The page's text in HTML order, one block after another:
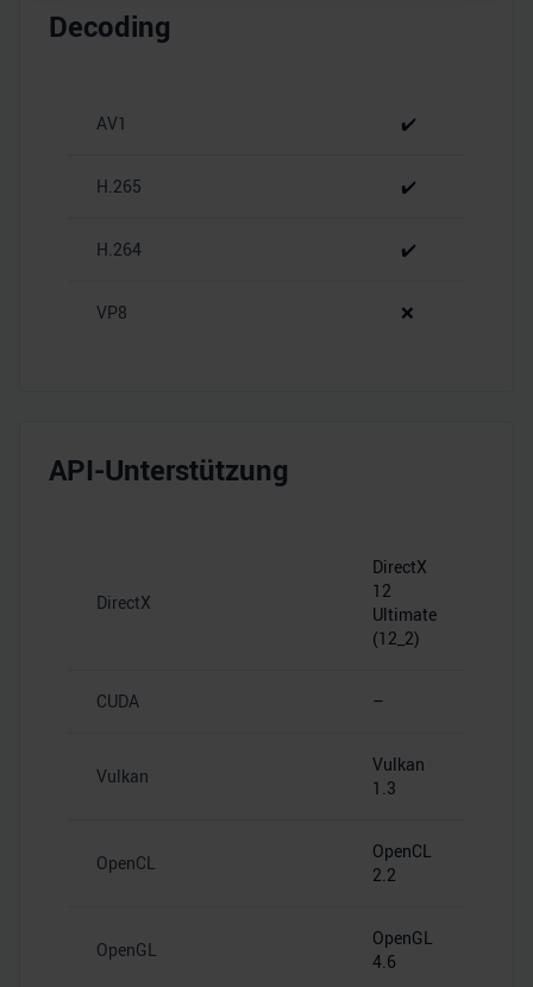
personalisieren, Funktionen für soziale Medien anbieten
soziale Medien, Werbung und Analysen weiter. Unsere
weiteren Daten zusammen, die Sie ihnen bereitgestellt
gesammelt haben.
Decoding
AV1 ✔️
H.265 ✔️
H.264 ✔️
VP8 ❌
API-Unterstützung
DirectX
DirectX
12
Ultimate
(12_2)
CUDA –
Vulkan
Vulkan
1.3
OpenCL
OpenCL
2.2
OpenGL
OpenGL
4.6